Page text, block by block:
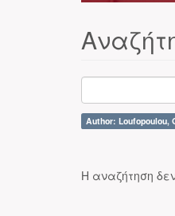
Author: Loufopoulou,
Η αναζήτηση